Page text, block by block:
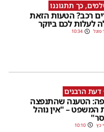
כך תתגוננו
רכב? הטעות הזאת
לעלות לכם ביוקר
פוגל 10:34
הרבנים
הטענה שהתנפצה
המשפט – "אין נוהל
כץ 10:10